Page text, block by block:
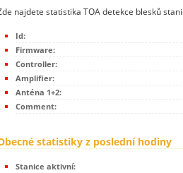
najdete statistika TOA detekce blesků
Id:
Firmware:
Controller:
Amplifier:
Anténa 1+2:
Comment:
statistiky z poslední hodiny
Stanice aktivní: